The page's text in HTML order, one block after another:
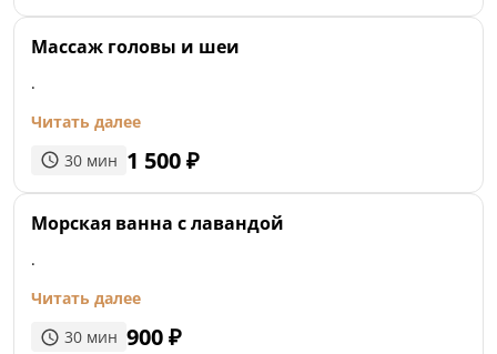
Массаж головы и шеи
.
Читать далее
30 мин 1 500₽
Морская ванна с лавандой
.
Читать далее
30 мин 900₽